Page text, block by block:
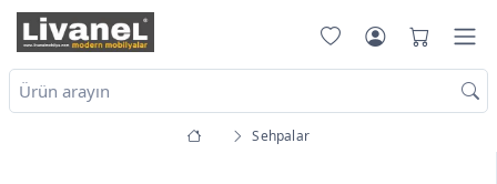
Sehpalar